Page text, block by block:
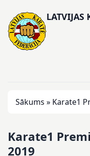
LATVIJAS
Sākums » Karate1
Karate1
2019